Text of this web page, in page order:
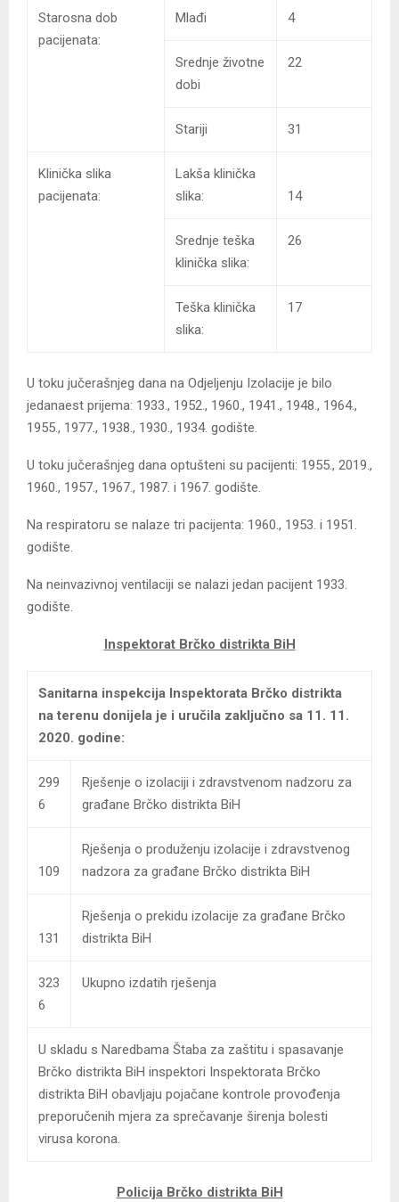
Starosna dob
pacijenata:
Mlađi 4
Srednje životne
dobi
22
Stariji 31
Klinička slika
pacijenata:
Lakša klinička
slika:
14
Srednje teška
klinička slika:
26
Teška klinička
slika:
17
U toku jučerašnjeg dana na Odjeljenju Izolacije je bilo
jedanaest prijema: 1933., 1952., 1960., 1941., 1948., 1964.,
1955., 1977., 1938., 1930., 1934. godište.
U toku jučerašnjeg dana optušteni su pacijenti: 1955., 2019.,
1960., 1957., 1967., 1987. i 1967. godište.
Na respiratoru se nalaze tri pacijenta: 1960., 1953. i 1951.
godište.
Na neinvazivnoj ventilaciji se nalazi jedan pacijent 1933.
godište.
Inspektorat Brčko distrikta BiH
Sanitarna inspekcija Inspektorata Brčko distrikta
na terenu donijela je i uručila zaključno sa 11. 11.
2020. godine:
299
6
Rješenje o izolaciji i zdravstvenom nadzoru za
građane Brčko distrikta BiH
109
Rješenja o produženju izolacije i zdravstvenog
nadzora za građane Brčko distrikta BiH
131
Rješenja o prekidu izolacije za građane Brčko
distrikta BiH
323
6
Ukupno izdatih rješenja
U skladu s Naredbama Štaba za zaštitu i spasavanje
Brčko distrikta BiH inspektori Inspektorata Brčko
distrikta BiH obavljaju pojačane kontrole provođenja
preporučenih mjera za sprečavanje širenja bolesti
virusa korona.
Policija Brčko distrikta BiH